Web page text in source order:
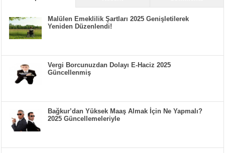
Malülen Emeklilik Şartları 2025 Genişletilerek
Yeniden Düzenlendi!
Vergi Borcunuzdan Dolayı E-Haciz 2025
Güncellenmiş
Bağkur’dan Yüksek Maaş Almak İçin Ne Yapmalı?
2025 Güncellemeleriyle